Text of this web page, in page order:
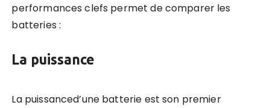
performances clefs permet de comparer les
batteries :
La puissance
La puissanced’une batterie est son premier